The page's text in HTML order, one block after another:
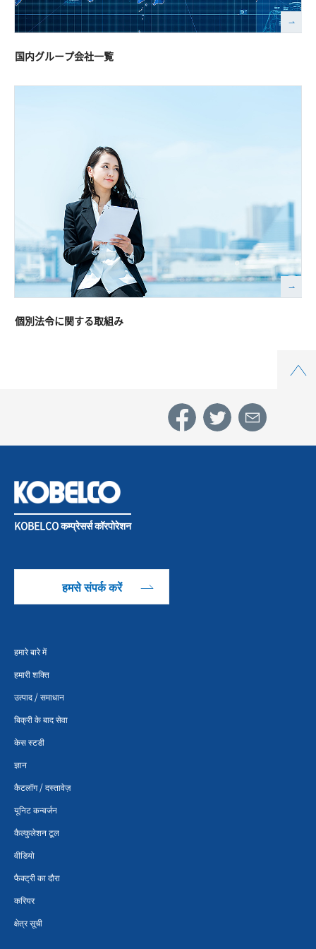
国内グループ会社一覧
個別法令に関する取組み
KOBELCO कम्प्रेसर्स कॉरपोरेशन
हमसे संपर्क करें
हमारे बारे में
हमारी शक्ति
उत्पाद / समाधान
बिक्री के बाद सेवा
केस स्टडी
ज्ञान
कैटलॉग / दस्तावेज़
यूनिट कन्वर्जन
कैल्कुलेशन टूल
वीडियो
फैक्ट्री का दौरा
करियर
क्षेत्र सूची